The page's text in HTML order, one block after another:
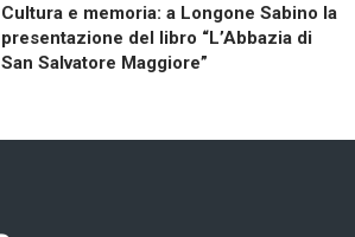
Cultura e memoria: a Longone Sabino la
presentazione del libro “L’Abbazia di
San Salvatore Maggiore”